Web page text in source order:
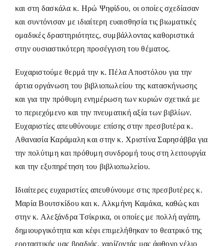
και στη δασκάλα κ. Ηρώ Ψηφίδου, οι οποίες σχεδίασαν
και συντόνισαν με ιδιαίτερη ευαισθησία τις βιωματικές
ομαδικές δραστηριότητες, συμβάλλοντας καθοριστικά
στην ουσιαστικότερη προσέγγιση του θέματος.
Ευχαριστούμε θερμά την κ. Πέλα Αποστόλου για την
άρτια οργάνωση του βιβλιοπωλείου της κατασκήνωσης
και για την πρόθυμη ενημέρωση των κυριών σχετικά με
το περιεχόμενο και την πνευματική αξία των βιβλίων.
Ευχαριστίες απευθύνουμε επίσης στην πρεσβυτέρα κ.
Αθανασία Καράμαλη και στην κ. Χριστίνα Σαρησάββα για
την πολύτιμη και πρόθυμη συνδρομή τους στη λειτουργία
και την εξυπηρέτηση του βιβλιοπωλείου.
Ιδιαίτερες ευχαριστίες απευθύνουμε στις πρεσβυτέρες κ.
Μαρία Βουτσκίδου και κ. Αλκμήνη Καμάκα, καθώς και
στην κ. Αλεξάνδρα Τσίκρικα, οι οποίες με πολλή αγάπη,
δημιουργικότητα και κέφι επιμελήθηκαν το θεατρικό της
εορταστικής μας βραδιάς, χαρίζοντάς μας άφθονο γέλιο